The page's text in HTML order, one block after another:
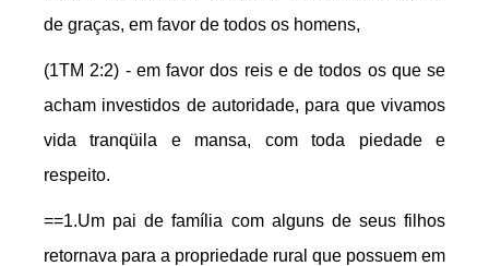
de graças, em favor de todos os homens,
(1TM 2:2) - em favor dos reis e de todos os que se
acham investidos de autoridade, para que vivamos
vida tranqüila e mansa, com toda piedade e
respeito.
==1.Um pai de família com alguns de seus filhos
retornava para a propriedade rural que possuem em